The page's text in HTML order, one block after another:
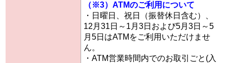
（※3）ATMのご利用について
・日曜日、祝日（振替休日含む）、
12月31日～1月3日および5月3日～5
月5日はATMをご利用いただけませ
ん。
・ATM営業時間内でのお取引ごと(入